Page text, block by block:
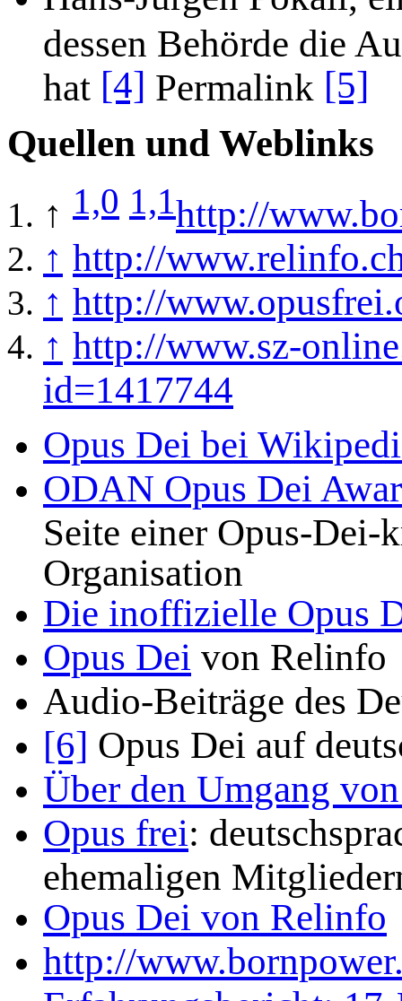
dessen Behörde die
hat [4] Permalink [5]
Quellen und Weblinks
↑ 1,0 1,1http://
↑ http://
↑ http://
↑ http://www.sz-
id=1417744
Opus Dei bei
ODAN Opus Dei
Seite einer Opus-
Organisation
Die inoffizielle Opus
Opus Dei von Relinfo
Audio-Beiträge des
[6] Opus Dei auf
Über den Umgang
Opus frei:
ehemaligen
Opus Dei von Relinfo
http://